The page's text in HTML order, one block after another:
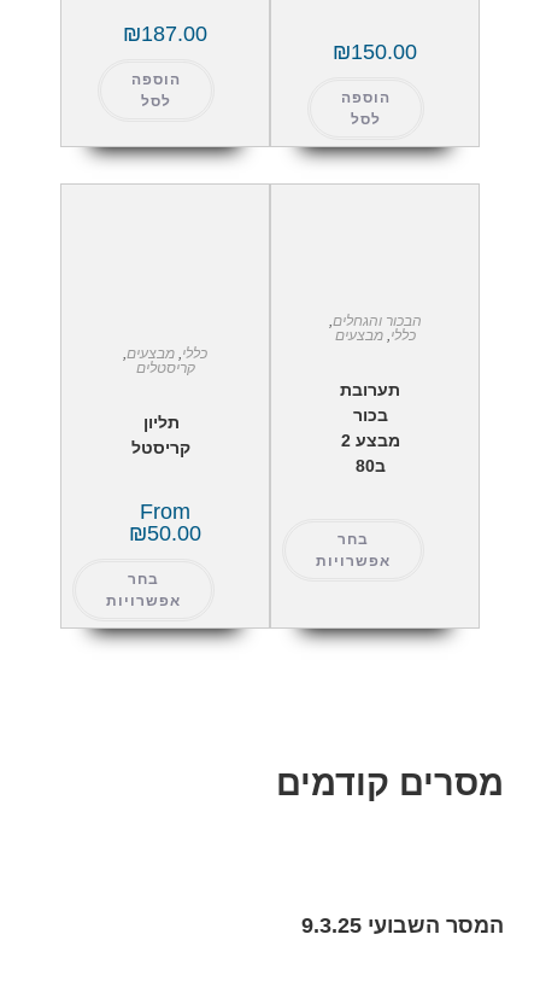
₪150.00
הוספה
לסל
₪187.00
הוספה
לסל
הבכור והגחלים
כללי ,מבצעים
תערובת
בכור
מבצע 2
ב80
בחר
אפשרויות
כללי, מבצעים,
קריסטלים
תליון
קריסטל
From
₪50.00
בחר
אפשרויות
מסרים קודמים
המסר השבועי 9.3.25